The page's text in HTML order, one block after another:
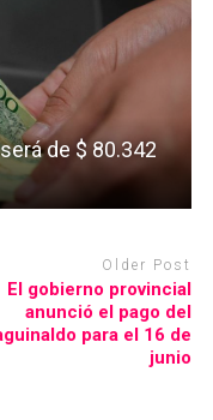
de $ 80.342
Older Post
El gobierno provincial
anunció el pago del
para el 16 de
junio